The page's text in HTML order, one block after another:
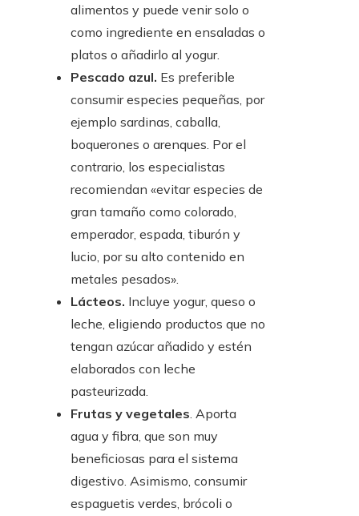
alimentos y puede venir solo o
como ingrediente en ensaladas o
platos o añadirlo al yogur.
Pescado azul. Es preferible
consumir especies pequeñas, por
ejemplo sardinas, caballa,
boquerones o arenques. Por el
contrario, los especialistas
recomiendan «evitar especies de
gran tamaño como colorado,
emperador, espada, tiburón y
lucio, por su alto contenido en
metales pesados».
Lácteos. Incluye yogur, queso o
leche, eligiendo productos que no
tengan azúcar añadido y estén
elaborados con leche
pasteurizada.
Frutas y vegetales . Aporta
agua y fibra, que son muy
beneficiosas para el sistema
digestivo. Asimismo, consumir
espaguetis verdes, brócoli o